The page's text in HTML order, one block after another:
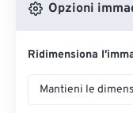
Opzioni
Ridimensiona
Mantieni le